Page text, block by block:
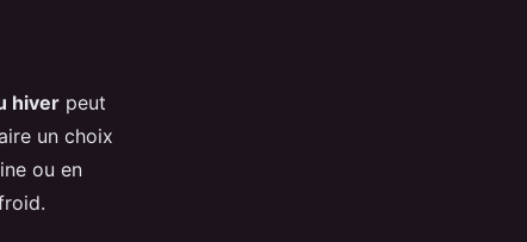
hiver peut
un choix
ou en